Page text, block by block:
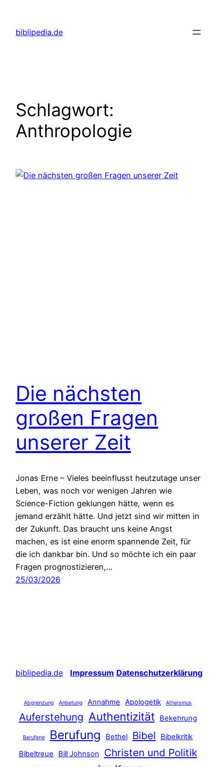
springen
biblipedia.de
Schlagwort:
Anthropologie
Die nächsten
großen Fragen
unserer Zeit
Jonas Erne – Vieles beeinflusst heutzutage unser
Leben, was noch vor wenigen Jahren wie
Science-Fiction geklungen hätte, wenn es
jemand erzählt hätte. Und jetzt sind wir mitten in
der Zukunft. Das braucht uns keine Angst
machen, es ist eine enorm spannende Zeit, für
die ich dankbar bin. Und so möchte ich ein paar
Fragen prognostizieren,…
25/03/2026
biblipedia.de Impressum Datenschutzerklärung
Abgrenzung Anbetung Annahme Apologetik Atheismus
Auferstehung Authentizität Bekehrung
Berufene Berufung Bethel Bibel
Bibelkritik
Bibeltreue
Bill Johnson Christen und Politik